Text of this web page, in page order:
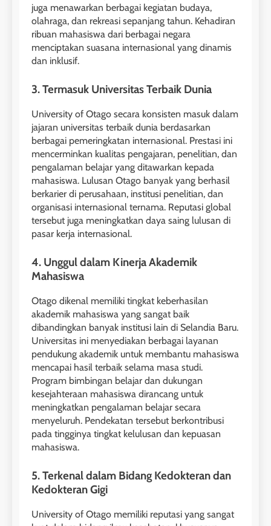
26
Nilai Peserta Kursus IELTS
Online
LEIDEN INSTITUTE
27
Daftar Peserta Kursus IELTS
Online
28
Jadwal Kursus IELTS Online
juga menawarkan berbagai kegiatan budaya,
olahraga, dan rekreasi sepanjang tahun. Kehadiran
ribuan mahasiswa dari berbagai negara
menciptakan suasana internasional yang dinamis
dan inklusif.
3. Termasuk Universitas Terbaik Dunia
University of Otago secara konsisten masuk dalam
jajaran universitas terbaik dunia berdasarkan
berbagai pemeringkatan internasional. Prestasi ini
mencerminkan kualitas pengajaran, penelitian, dan
pengalaman belajar yang ditawarkan kepada
mahasiswa. Lulusan Otago banyak yang berhasil
berkarier di perusahaan, institusi penelitian, dan
organisasi internasional ternama. Reputasi global
tersebut juga meningkatkan daya saing lulusan di
pasar kerja internasional.
4. Unggul dalam Kinerja Akademik
Mahasiswa
Otago dikenal memiliki tingkat keberhasilan
akademik mahasiswa yang sangat baik
dibandingkan banyak institusi lain di Selandia Baru.
Universitas ini menyediakan berbagai layanan
pendukung akademik untuk membantu mahasiswa
mencapai hasil terbaik selama masa studi.
Program bimbingan belajar dan dukungan
kesejahteraan mahasiswa dirancang untuk
meningkatkan pengalaman belajar secara
menyeluruh. Pendekatan tersebut berkontribusi
pada tingginya tingkat kelulusan dan kepuasan
mahasiswa.
5. Terkenal dalam Bidang Kedokteran dan
Kedokteran Gigi
University of Otago memiliki reputasi yang sangat